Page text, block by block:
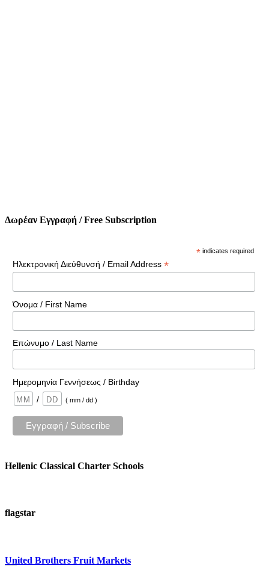
Δωρέαν Εγγραφή / Free Subscription
* indicates required
Ηλεκτρονική Διεύθυνσή / Email Address *
Όνομα / First Name
Επώνυμο / Last Name
Ημερομηνία Γεννήσεως / Birthday
/
( mm / dd )
Hellenic Classical Charter Schools
flagstar
United Brothers Fruit Markets